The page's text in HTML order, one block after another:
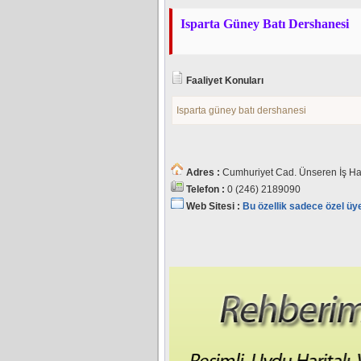
Isparta Güney Batı Dershanesi
Faaliyet Konuları
Isparta güney batı dershanesi
Adres : Cumhuriyet Cad. Ünseren İş
Telefon : 0 (246) 2189090
Web Sitesi : Bu özellik sadece özel